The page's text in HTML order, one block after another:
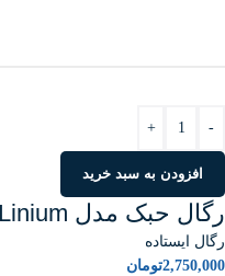
-
+
افزودن به سبد خرید
رگال حبک مدل Linium کد RE۱۰۱۰
رگال ایستاده
2,750,000تومان